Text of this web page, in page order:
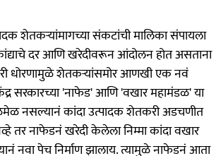
शेतकऱ्यांमागच्या संकटांची मालिका संपायला
दर आणि खरेदीवरून आंदोलन होत असताना
धोरणामुळे शेतकऱ्यांसमोर आणखी एक नवं
सरकारच्या 'नाफेड' आणि 'वखार महामंडळ' या
नसल्यानं कांदा उत्पादक शेतकरी अडचणीत
तर नाफेडनं खरेदी केलेला निम्मा कांदा वखार
नवा पेच निर्माण झालाय. त्यामुळे नाफेडनं आता